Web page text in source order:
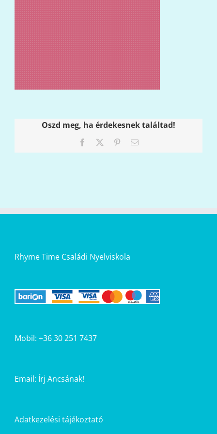
Oszd meg, ha érdekesnek találtad!
Facebook PinterestEmail:
Rhyme Time Családi Nyelviskola
Mobil: +36 30 251 7437
Email: Írj Ancsának!
Adatkezelési tájékoztató